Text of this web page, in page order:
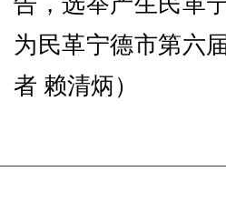
为民革宁德市第六
者 赖清炳）